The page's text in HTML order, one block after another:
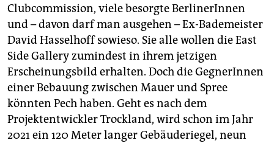
genossenschaft
epaper login
Clubcommission, viele besorgte BerlinerInnen
und – davon darf man ausgehen – Ex-Bademeister
David Hasselhoff sowieso. Sie alle wollen die East
Side Gallery zumindest in ihrem jetzigen
Erscheinungsbild erhalten. Doch die GegnerInnen
einer Bebauung zwischen Mauer und Spree
könnten Pech haben. Geht es nach dem
Projektentwickler Trockland, wird schon im Jahr
2021 ein 120 Meter langer Gebäuderiegel, neun